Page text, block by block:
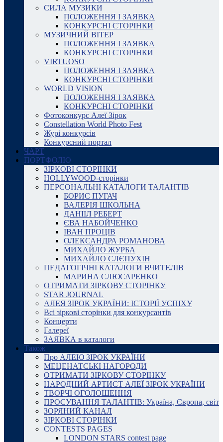
СИЛА МУЗИКИ
ПОЛОЖЕННЯ І ЗАЯВКА
КОНКУРСНІ СТОРІНКИ
МУЗИЧНИЙ ВІТЕР
ПОЛОЖЕННЯ І ЗАЯВКА
КОНКУРСНІ СТОРІНКИ
VIRTUOSO
ПОЛОЖЕННЯ І ЗАЯВКА
КОНКУРСНІ СТОРІНКИ
WORLD VISION
ПОЛОЖЕННЯ І ЗАЯВКА
КОНКУРСНІ СТОРІНКИ
Фотоконкурс Алеї Зірок
Constellation World Photo Fest
Журі конкурсів
Конкурсний портал
ЧАРТ
ПОРТФОЛІО
ЗІРКОВІ СТОРІНКИ
HOLLYWOOD-сторінки
ПЕРСОНАЛЬНІ КАТАЛОГИ ТАЛАНТІВ
БОРИС ПУГАЧ
ВАЛЕРІЯ ШКОЛЬНА
ДАНІІЛ РЕБЕРТ
ЄВА НАБОЙЧЕНКО
ІВАН ПРОЦІВ
ОЛЕКСАНДРА РОМАНОВА
МИХАЙЛО ЖУРБА
МИХАЙЛО СЛЄПУХІН
ПЕДАГОГІЧНІ КАТАЛОГИ ВЧИТЕЛІВ
МАРИНА СЛЮСАРЕНКО
ОТРИМАТИ ЗІРКОВУ СТОРІНКУ
STAR JOURNAL
АЛЕЯ ЗІРОК УКРАЇНИ: ІСТОРІЇ УСПІХУ
Всі зіркові сторінки для конкурсантів
Концерти
Галереї
ЗАЯВКА в каталоги
Також
Про АЛЕЮ ЗІРОК УКРАЇНИ
МЕЦЕНАТСЬКІ НАГОРОДИ
ОТРИМАТИ ЗІРКОВУ СТОРІНКУ
НАРОДНИЙ АРТИСТ АЛЕЇ ЗІРОК УКРАЇНИ
ТВОРЧІ ОГОЛОШЕННЯ
ПРОСУВАННЯ ТАЛАНТІВ: Україна, Європа, світ
ЗОРЯНИЙ КАНАЛ
ЗІРКОВІ СТОРІНКИ
CONTESTS PAGES
LONDON STARS contest page